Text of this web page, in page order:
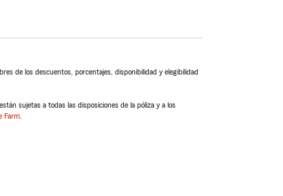
de los descuentos, porcentajes, disponibilidad y elegibilidad
sujetas a todas las disposiciones de la póliza y a los
Farm